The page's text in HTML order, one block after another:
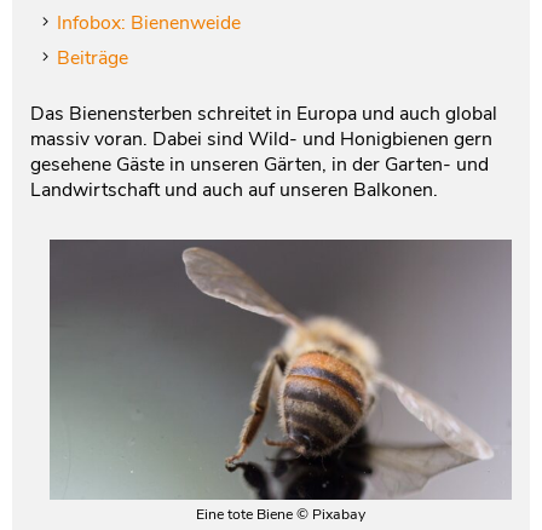
Infobox: Bienenweide
Beiträge
Das Bienensterben schreitet in Europa und auch global
massiv voran. Dabei sind Wild- und Honigbienen gern
gesehene Gäste in unseren Gärten, in der Garten- und
Landwirtschaft und auch auf unseren Balkonen.
Eine tote Biene © Pixabay